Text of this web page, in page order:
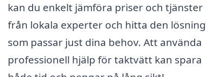
kan du enkelt jämföra priser och tjänster
från lokala experter och hitta den lösning
som passar just dina behov. Att använda
professionell hjälp för taktvätt kan spara